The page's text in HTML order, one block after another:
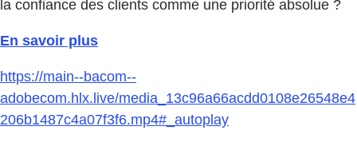
la confiance des clients comme une priorité absolue ?
En savoir plus
https://main--bacom--
adobecom.hlx.live/media_13c96a66acdd0108e26548e4
206b1487c4a07f3f6.mp4#_autoplay